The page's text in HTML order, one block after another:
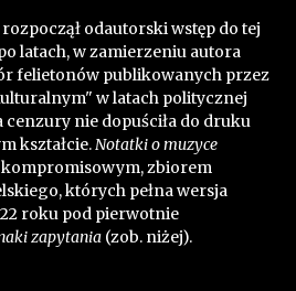
odautorski wstęp do tej
latach, w zamierzeniu autora
felietonów publikowanych przez
w latach politycznej
nie dopuściła do druku
kształcie.Notatki o muzyce
kompromisowym, zbiorem
których pełna wersja
roku pod pierwotnie
zapytania (zob. niżej).